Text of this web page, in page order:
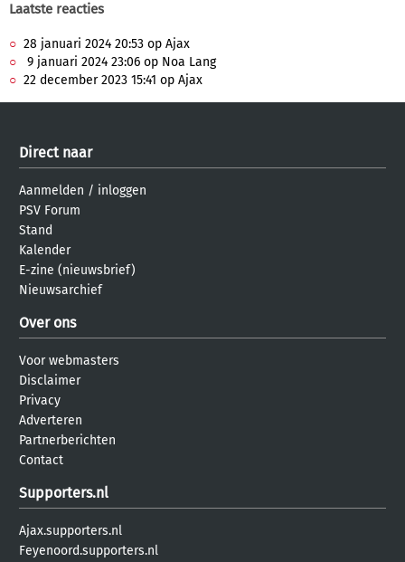
Laatste reacties
28 januari 2024 20:53 op Ajax
9 januari 2024 23:06 op Noa Lang
22 december 2023 15:41 op Ajax
Direct naar
Aanmelden / inloggen
PSV Forum
Stand
Kalender
E-zine (nieuwsbrief)
Nieuwsarchief
Over ons
Voor webmasters
Disclaimer
Privacy
Adverteren
Partnerberichten
Contact
Supporters.nl
Ajax.supporters.nl
Feyenoord.supporters.nl